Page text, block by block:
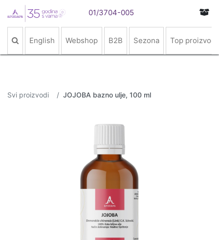
01/3704-005
English Webshop B2B Sezona Top proizvodi
Svi proizvodi JOJOBA bazno ulje, 100 ml